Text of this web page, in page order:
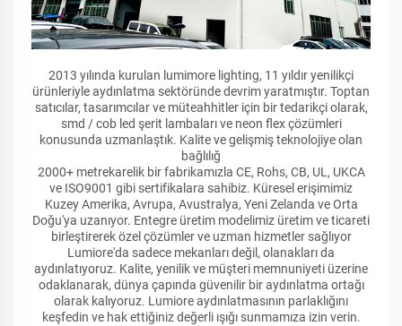
2013 yılında kurulan lumimore lighting, 11 yıldır yenilikçi
ürünleriyle aydınlatma sektöründe devrim yaratmıştır. Toptan
satıcılar, tasarımcılar ve müteahhitler için bir tedarikçi olarak,
smd / cob led şerit lambaları ve neon flex çözümleri
konusunda uzmanlaştık. Kalite ve gelişmiş teknolojiye olan
bağlılığ
2000+ metrekarelik bir fabrikamızla CE, Rohs, CB, UL, UKCA
ve ISO9001 gibi sertifikalara sahibiz. Küresel erişimimiz
Kuzey Amerika, Avrupa, Avustralya, Yeni Zelanda ve Orta
Doğu'ya uzanıyor. Entegre üretim modelimiz üretim ve ticareti
birleştirerek özel çözümler ve uzman hizmetler sağlıyor
Lumiore'da sadece mekanları değil, olanakları da
aydınlatıyoruz. Kalite, yenilik ve müşteri memnuniyeti üzerine
odaklanarak, dünya çapında güvenilir bir aydınlatma ortağı
olarak kalıyoruz. Lumiore aydınlatmasının parlaklığını
keşfedin ve hak ettiğiniz değerli ışığı sunmamıza izin verin.